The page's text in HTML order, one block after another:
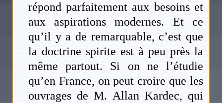
répond parfaitement aux besoins et
aux aspirations modernes. Et ce
qu’il y a de remarquable, c’est que
la doctrine spirite est à peu près la
même partout. Si on ne l’étudie
qu’en France, on peut croire que les
ouvrages de M. Allan Kardec, qui